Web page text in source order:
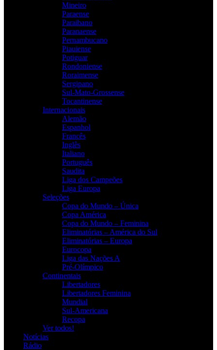
Mineiro
Paraense
Paraibano
Paranaense
Pernambucano
Piauiense
Potiguar
Rondoniense
Roraimense
Sergipano
Sul-Mato-Grossense
Tocantinense
Internacionais
Alemão
Espanhol
Francês
Inglês
Italiano
Português
Saudita
Liga dos Campeões
Liga Europa
Seleções
Copa do Mundo – Única
Copa América
Copa do Mundo – Feminina
Eliminatórias – América do Sul
Eliminatórias – Europa
Eurocopa
Liga das Nações A
Pré-Olímpico
Continentais
Libertadores
Libertadores Feminina
Mundial
Sul-Americana
Recopa
Ver todos!
Notícias
Rádio